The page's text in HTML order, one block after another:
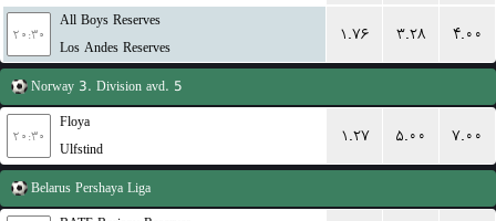
۲۰:۳۰
All Boys Reserves
Los Andes Reserves
۱.۷۶ ۳.۲۸ ۴.۰۰
Norway 3. Division avd. 5
۲۰:۳۰
Floya
Ulfstind
۱.۲۷ ۵.۰۰ ۷.۰۰
Belarus Pershaya Liga